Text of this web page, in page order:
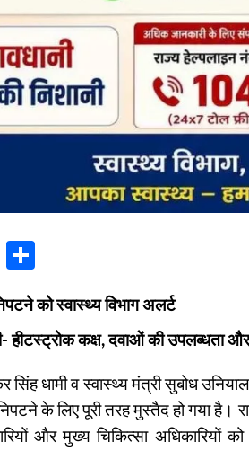
Email
को स्वास्थ्य विभाग अलर्ट
हीटस्ट्रोक कक्ष, दवाओं की उपलब्धता और
सिंह धामी व स्वास्थ्य मंत्री सुबोध
के लिए पूरी तरह मुस्तैद हो गया है।
और मुख्य चिकित्सा अधिकारियों